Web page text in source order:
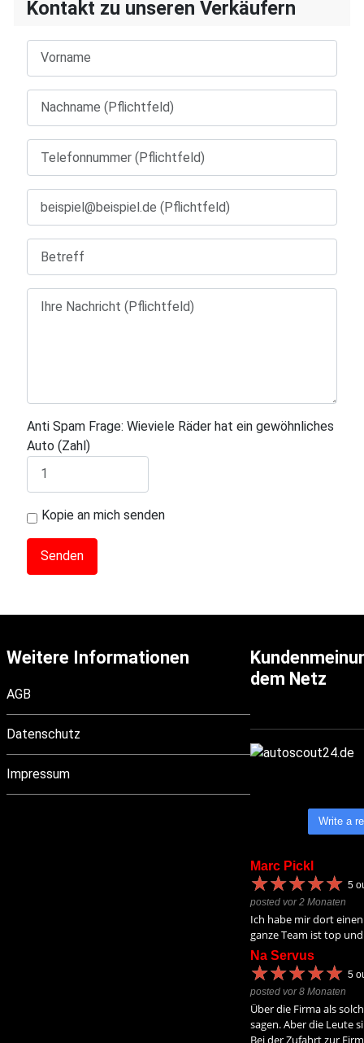
Kontakt zu unseren Verkäufern
Anti Spam Frage: Wieviele Räder hat ein gewöhnliches
Auto (Zahl)
Kopie an mich senden
Weitere Informationen
AGB
Datenschutz
Impressum
dem Netz
Write a
Marc Pickl
★★★★★
★★★★★ 5
posted vor 2 Monaten
Ich habe mir dort einen
ganze Team ist top
Na Servus
★★★★★
★★★★★ 5
posted vor 8 Monaten
Über die Firma als
sagen. Aber die Leute
Bei der Zufahrt zur